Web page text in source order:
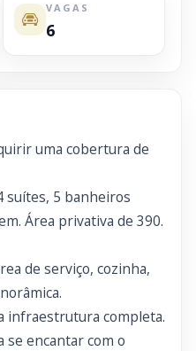
VAGAS
6
uma cobertura de
suítes, 5 banheiros
Área privativa de 390.
de serviço, cozinha,
infraestrutura completa.
se encantar com o